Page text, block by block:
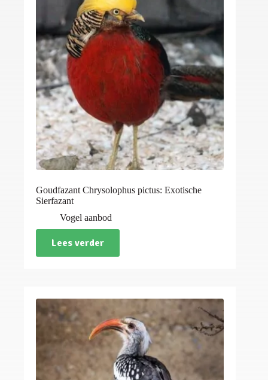
Goudfazant Chrysolophus pictus: Exotische
Sierfazant
Vogel aanbod
Lees verder